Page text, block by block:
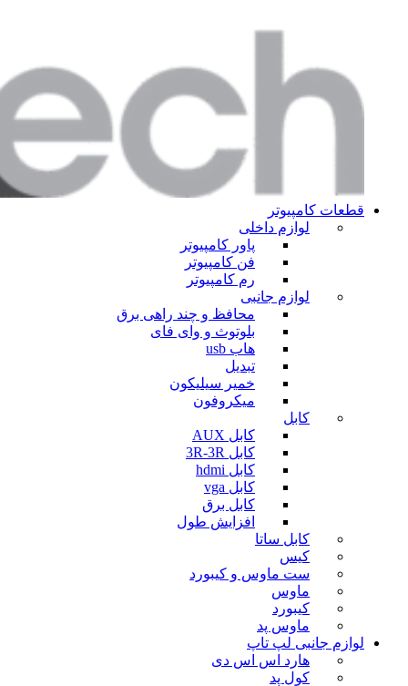
قطعات کامپیوتر
لوازم داخلی
پاور کامپیوتر
فن کامپیوتر
رم کامپیوتر
لوازم جانبی
محافظ و چند راهی برق
بلوتوث و وای فای
هاب usb
تبدیل
خمیر سیلیکون
میکروفون
کابل
کابل AUX
کابل 3R-3R
کابل hdmi
کابل vga
کابل برق
افزایش طول
کابل ساتا
کیس
ست ماوس و کیبورد
ماوس
کیبورد
ماوس پد
لوازم جانبی لپ تاپ
هارد اس اس دی
کول پد